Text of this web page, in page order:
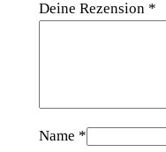
Deine Rezension *
Name *